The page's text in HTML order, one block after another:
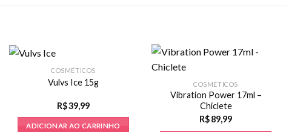
COSMÉTICOS
Vulvs Ice 15g
R$39,99
ADICIONAR AO CARRINHO
COSMÉTICOS
Vibration Power 17ml –
Chiclete
R$ 89,99